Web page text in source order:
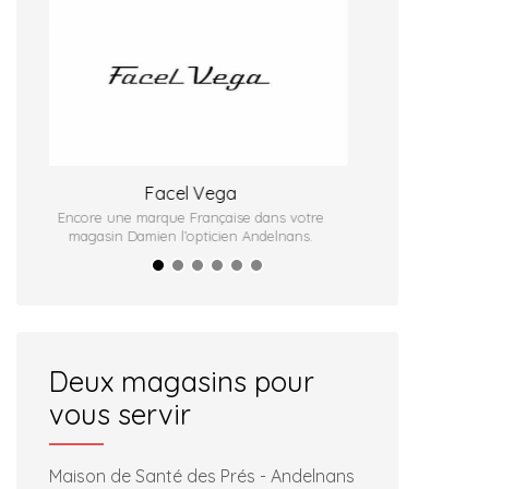
Damien l'Opticien : nouvelle agence au
Techn'hom
Deux magasins pour
vous servir
Maison de Santé des Prés - Andelnans